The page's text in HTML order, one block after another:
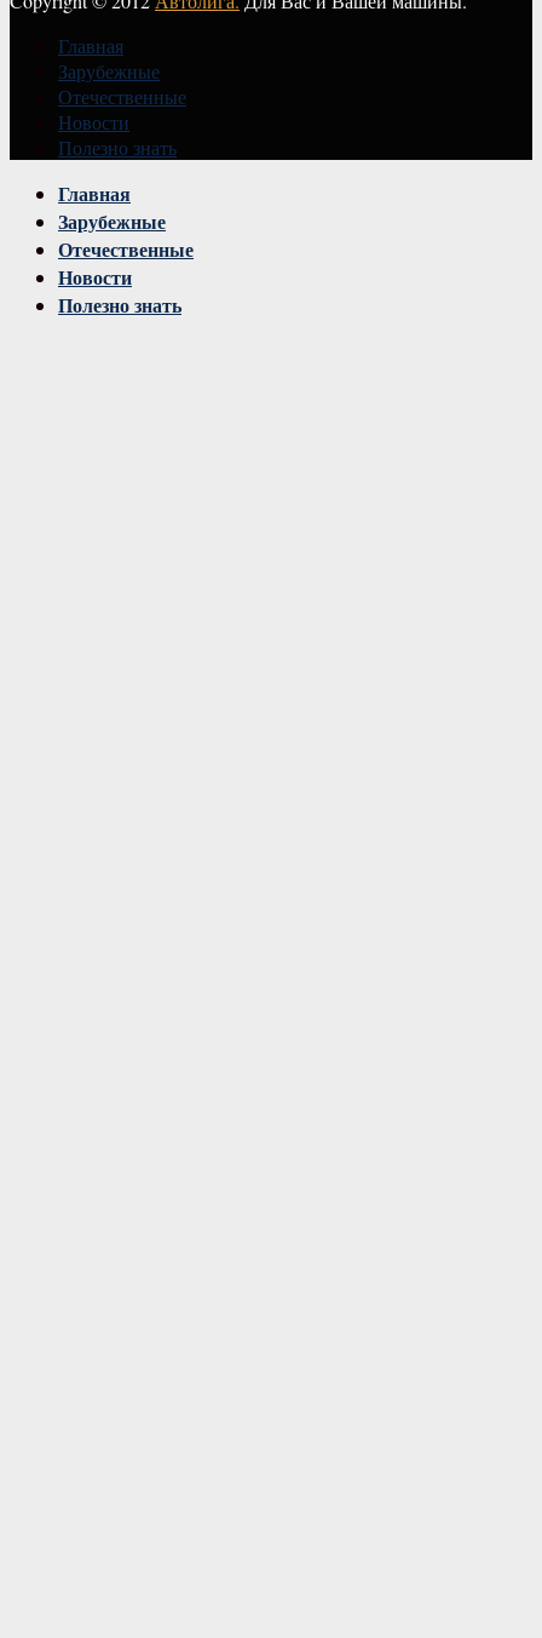
Главная
Зарубежные
Отечественные
Новости
Полезно знать
Главная
Зарубежные
Отечественные
Новости
Полезно знать